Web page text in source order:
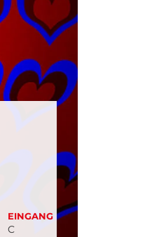
EINGANG
C